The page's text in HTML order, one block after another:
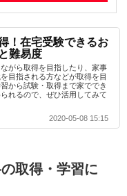
！在宅受験できるお
難易度
がら取得を目指したり、家事
目指される方などが取得を目
から試験・取得まで家ででき
れるので、ぜひ活用してみて
2020-05-08 15:15
取得・学習に